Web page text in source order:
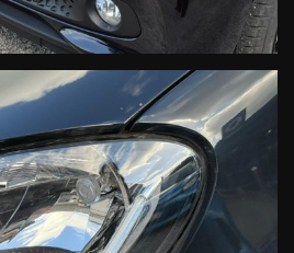
percorsi e degli interventi di
il rilascio dell'attestazione del
Service Booklet) estratto dal
(test diagnostico di uscita)
della vettura.
Smart: